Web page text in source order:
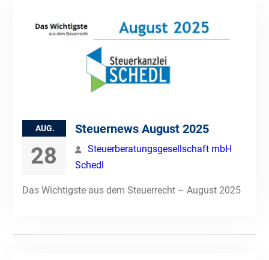
AUG.
28
Steuernews August 2025
Steuerberatungsgesellschaft mbH
Schedl
Das Wichtigste aus dem Steuerrecht – August 2025